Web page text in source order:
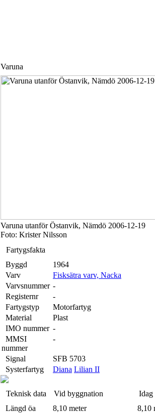
Varuna
Varuna utanför Östanvik, Nämdö 2006-12-19
Foto: Krister Nilsson
Fartygsfakta
Byggd
1964
Varv
Fisksätra varv, Nacka
Varvsnummer -
Registernr
-
Fartygstyp
Motorfartyg
Material
Plast
IMO nummer -
MMSI
nummer
-
Signal
SFB 5703
Systerfartyg
Diana Lilian II
Teknisk data Vid byggnation
Idag
Längd öa
8,10 meter
8,10